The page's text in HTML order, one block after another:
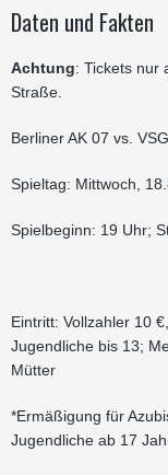
Daten und Fakten
Achtung: Tickets nur
Straße.
Berliner AK 07 vs.
Spieltag: Mittwoch,
Spielbeginn: 19 Uhr;
Eintritt: Vollzahler 10
Jugendliche bis 13;
Mütter
*Ermäßigung für
Jugendliche ab 17